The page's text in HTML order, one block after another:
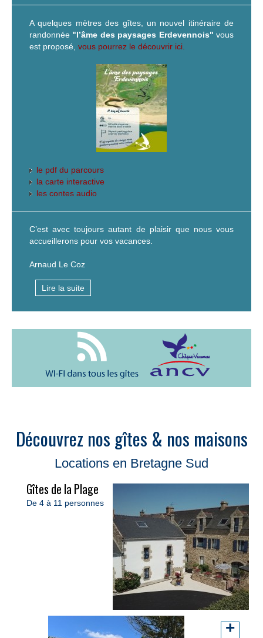
A quelques mètres des gîtes, un nouvel itinéraire de
randonnée "l’âme des paysages Erdevennois"vous
est proposé, vous pourrez le découvrir ici.
le pdf du parcours
la carte interactive
les contes audio
C’est avec toujours autant de plaisir que nous vous
accueillerons pour vos vacances.
Arnaud Le Coz
Lire la suite
Découvrez nos gîtes & nos maisons
Locations en Bretagne Sud
Gîtes de la Plage
De 4 à 11 personnes
+